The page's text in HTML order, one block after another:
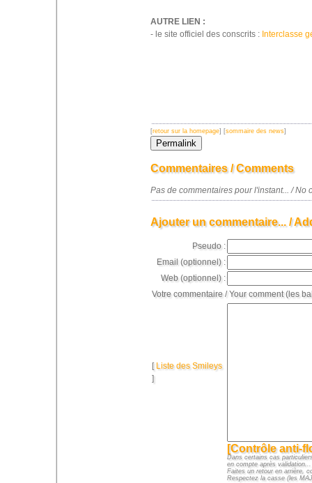
AUTRE LIEN :
- le site officiel des conscrits : Interclasse
[retour sur la homepage] [sommaire des news]
Commentaires / Comments
Pas de commentaires pour l'instant... / No
Ajouter un commentaire... /
Pseudo :
Email (optionnel) :
Web (optionnel) :
Votre commentaire / Your comment (les
[ Liste des Smileys
]
[Contrôle anti-
Dans certains cas
en compte après
Faites un retour en arrière,
Respectez la casse (les